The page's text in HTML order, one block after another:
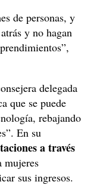
de personas, y
y no hagan
delegada
que se puede
rebajando
En su
a través
mujeres
sus ingresos.